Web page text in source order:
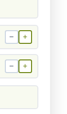
− +
− +